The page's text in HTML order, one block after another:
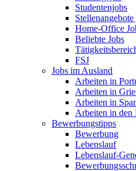
Studentenjobs
Home-Office
Beliebte Jobs
FSJ
Jobs im Ausland
Arbeiten in
Arbeiten in
Arbeiten in
Arbeiten in den
Bewerbungstipps
Bewerbung
Lebenslauf
Lebenslauf-